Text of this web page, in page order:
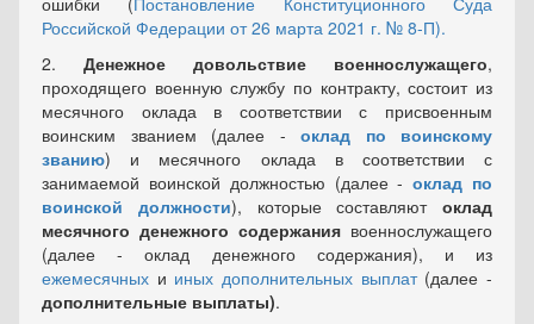
Российской Федерации от 26 марта 2021 г. № 8-П).
2. Денежное довольствие военнослужащего,
проходящего военную службу по контракту, состоит из
месячного оклада в соответствии с присвоенным
воинским званием (далее - оклад по воинскому
званию) и месячного оклада в соответствии с
занимаемой воинской должностью (далее -оклад по
воинской должности), которые составляют оклад
месячного денежного содержания военнослужащего
(далее - оклад денежного содержания), и из
ежемесячных и иных дополнительных выплат(далее -
дополнительные выплаты).